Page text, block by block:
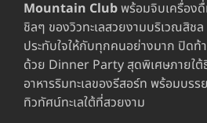
Mountain Clubพร้อมจิบเครื่อง
ชิลๆ ของวิวทะเลสวยงามบริเวณสิช
ประทับใจให้กับทุกคนอย่างมาก ปิดท้
ด้วย Dinner Party สุดพิเศษภายใต้
อาหารริมทะเลของรีสอร์ท พร้อมบร
ทิวทัศน์ทะเลใต้ที่สวยงาม